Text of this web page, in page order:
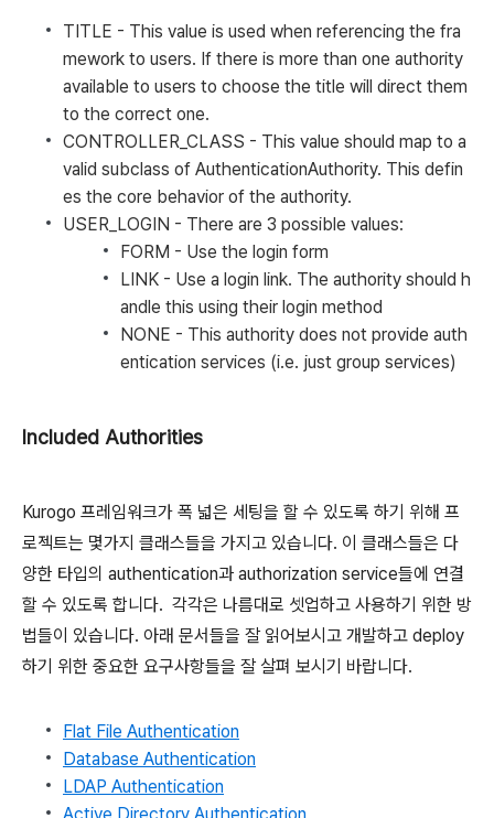
TITLE - This value is used when referencing the fra
mework to users. If there is more than one authority
available to users to choose the title will direct them
to the correct one.
CONTROLLER_CLASS - This value should map to a
valid subclass of AuthenticationAuthority. This defin
es the core behavior of the authority.
USER_LOGIN - There are 3 possible values:
FORM - Use the login form
LINK - Use a login link. The authority should h
andle this using their login method
NONE - This authority does not provide auth
entication services (i.e. just group services)
Included Authorities
Kurogo 프레임워크가 폭 넓은 세팅을 할 수 있도록 하기 위해 프
로젝트는 몇가지 클래스들을 가지고 있습니다. 이 클래스들은 다
양한 타입의 authentication과 authorization service들에 연결
할 수 있도록 합니다. 각각은 나름대로 셋업하고 사용하기 위한 방
법들이 있습니다. 아래 문서들을 잘 읽어보시고 개발하고 deploy
하기 위한 중요한 요구사항들을 잘 살펴 보시기 바랍니다.
Flat File Authentication
Database Authentication
LDAP Authentication